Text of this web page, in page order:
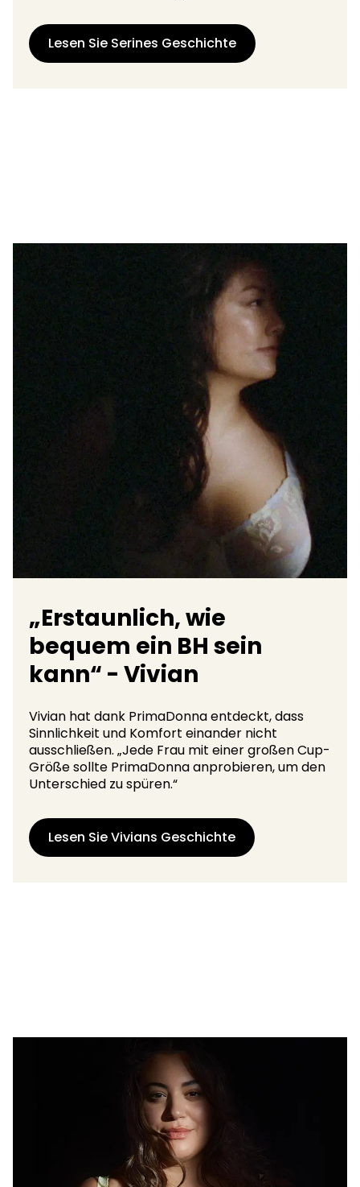
Lesen Sie Serines Geschichte
„Erstaunlich, wie
bequem ein BH sein
kann“ - Vivian
Vivian hat dank PrimaDonna entdeckt, dass
Sinnlichkeit und Komfort einander nicht
ausschließen. „Jede Frau mit einer großen Cup-
Größe sollte PrimaDonna anprobieren, um den
Unterschied zu spüren.“
Lesen Sie Vivians Geschichte